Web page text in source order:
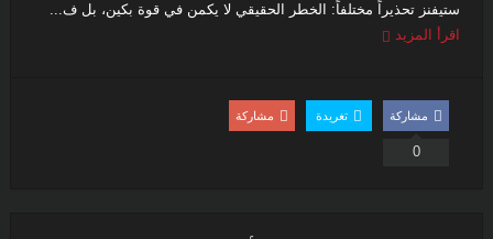
ستيفنز تحذيراً مختلفاً: الخطر الحقيقي لا يكمن في قوة بكين، بل ف...
اقرأ المزيد
مشاركة
0
تغريدة مشاركة